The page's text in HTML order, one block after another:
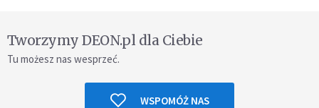
Tworzymy DEON.pl dla Ciebie
Tu możesz nas wesprzeć.
WSPOMÓŻ NAS